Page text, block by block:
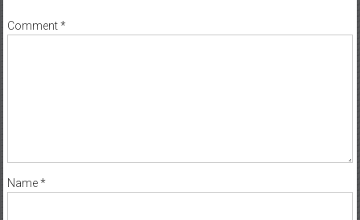
Your email address will not be published.